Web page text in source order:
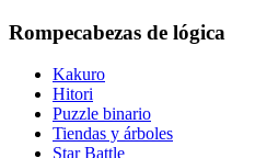
Rompecabezas de lógica
Kakuro
Hitori
Puzzle binario
Tiendas y árboles
Star Battle